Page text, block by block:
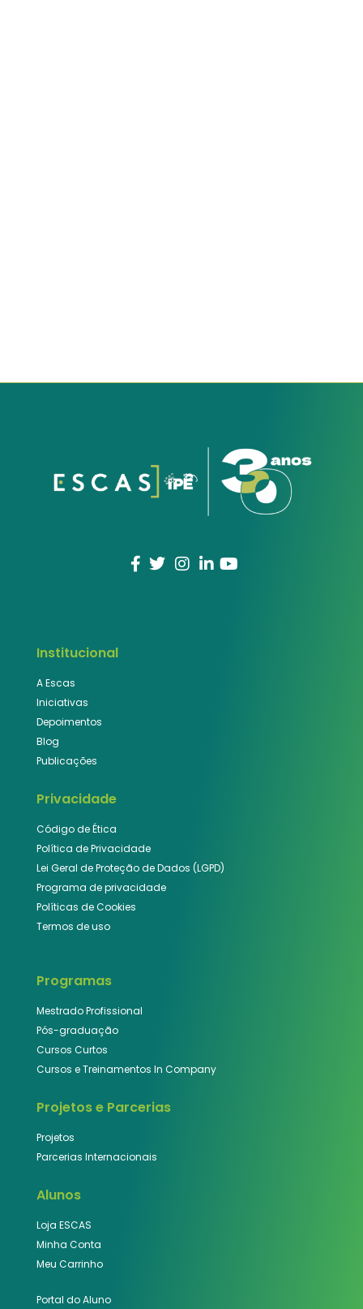
Institucional
A Escas
Iniciativas
Depoimentos
Blog
Publicações
Privacidade
Código de Ética
Política de Privacidade
Lei Geral de Proteção de Dados (LGPD)
Programa de privacidade
Políticas de Cookies
Termos de uso
Programas
Mestrado Profissional
Pós-graduação
Cursos Curtos
Cursos e Treinamentos In Company
Projetos e Parcerias
Projetos
Parcerias Internacionais
Alunos
Loja ESCAS
Minha Conta
Meu Carrinho
Portal do Aluno